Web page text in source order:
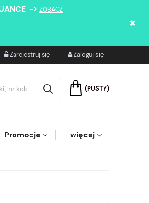
-> ZOBACZ
Zarejestruj się Zaloguj się
(PUSTY)
Promocje więcej